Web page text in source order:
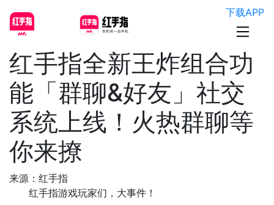
下载APP
红手指全新王炸组合功
能「群聊&好友」社交
系统上线！火热群聊等
你来撩
来源：红手指
红手指游戏玩家们，大事件！